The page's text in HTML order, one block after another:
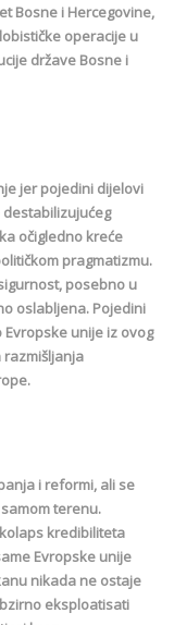
Bosne i Hercegovine,
operacije u
države Bosne i
jer pojedini dijelovi
očigledno kreće
pragmatizmu.
posebno u
oslabljena. Pojedini
unije iz ovog
i reformi, ali se
terenu.
kredibiliteta
Evropske unije
nikada ne ostaje
eksploatisati